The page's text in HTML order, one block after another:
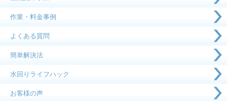
作業・料金事例
よくある質問
簡単解決法
水回りライフハック
お客様の声